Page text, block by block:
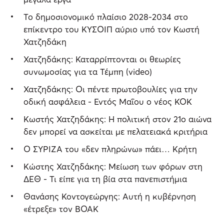
Το δημοσιονομικό πλαίσιο 2028-2034 στο
επίκεντρο του ΚΥΣΟΙΠ αύριο υπό τον Κωστή
Χατζηδάκη
Χατζηδάκης: Καταρρίπτονται οι θεωρίες
συνωμοσίας για τα Τέμπη (video)
Χατζηδάκης: Οι πέντε πρωτοβουλίες για την
οδική ασφάλεια - Εντός Μαΐου ο νέος ΚΟΚ
Κωστής Χατζηδάκης: Η πολιτική στον 21ο αιώνα
δεν μπορεί να ασκείται με πελατειακά κριτήρια
Ο ΣΥΡΙΖΑ του «δεν πληρώνω» πάει… Κρήτη
Κώστης Χατζηδάκης: Μείωση των φόρων στη
ΔΕΘ - Τι είπε για τη βία στα πανεπιστήμια
Θανάσης Κοντογεώργης: Αυτή η κυβέρνηση
«έτρεξε» τον ΒΟΑΚ